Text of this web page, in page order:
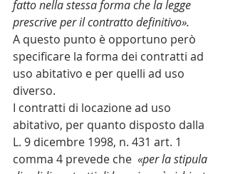
fatto nella stessa forma che la legge
prescrive per il contratto definitivo».
A questo punto è opportuno però
specificare la forma dei contratti ad
uso abitativo e per quelli ad uso
diverso.
I contratti di locazione ad uso
abitativo, per quanto disposto dalla
L. 9 dicembre 1998, n. 431 art. 1
comma 4 prevede che «per la stipula